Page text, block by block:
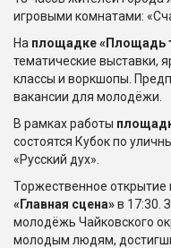
игровыми комнатами:
На площадке «Площадь
тематические выставки,
классы и воркшопы.
вакансии для молодёжи.
В рамках работы п
состоятся Кубок по
«Русский дух».
Торжественное открытие
«Главная сцена»в 17:30.
молодёжь Чайковского
молодым людям,